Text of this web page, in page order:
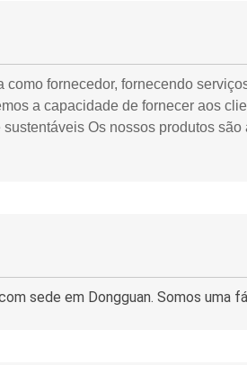
fornecedor, fornecendo
a capacidade de fornecer aos
Os nossos produtos
sede em Dongguan. Somos